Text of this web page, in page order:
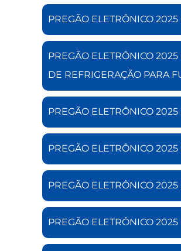
PREGÃO ELETRÔNICO
PREGÃO ELETRÔNICO
DE REFRIGERAÇÃO PARA
PREGÃO ELETRÔNICO
PREGÃO ELETRÔNICO
PREGÃO ELETRÔNICO
PREGÃO ELETRÔNICO